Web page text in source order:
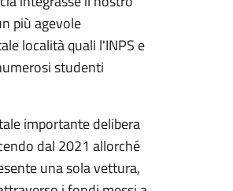
più agevole
località quali l'INPS e
studenti
importante delibera
dal 2021 allorché
una sola vettura,